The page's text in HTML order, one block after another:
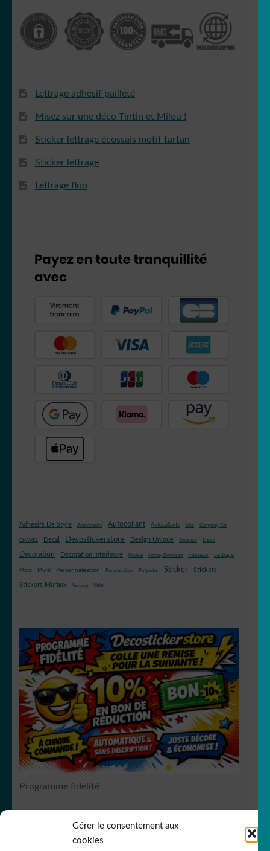
Gérer le consentement aux
cookies
Lettrage adhésif pailleté
Misez sur une déco Tintin et Milou !
Sticker lettrage écossais motif tartan
Sticker lettrage
Lettrage fluo
Adhésifs De Style Anniversaire Autocollant Autocollants Bike Camping-Car
CHANEL Decal Decostickerstore Design Unique Douceur Déco
Décoration Décoration Intérieure France Harley Davidson Intérieur Lettrage
Moto Mural Personnalisation Personnaliser Polyester Sticker Stickers
Stickers Muraux Versace Vélo
Programme fidélité
RCS Bergerac SIREN 751